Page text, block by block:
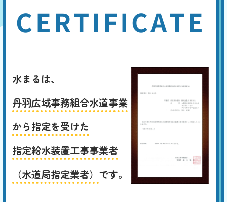
CERTIFICATE
水まるは、
丹羽広域事務組合水道事業
から指定を受けた
指定給水装置工事事業者
（水道局指定業者） です。